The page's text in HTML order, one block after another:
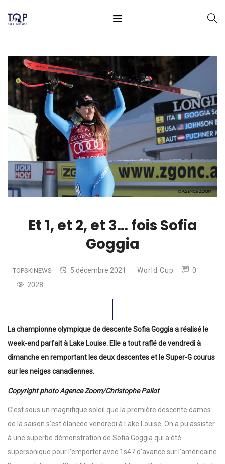
Et 1, et 2, et 3… fois Sofia
Goggia
TOPSKINEWS 5 décembre 2021 World Cup
0
2028
La championne olympique de descente Sofia Goggia a réalisé le
week-end parfait à Lake Louise. Elle a tout raflé de vendredi à
dimanche en remportant les deux descentes et le Super-G courus
sur les neiges canadiennes.
Copyright photo Agence Zoom/Christophe Pallot
C’est sous un magnifique soleil que la première descente dames
de la saison s’est élancée vendredi à Lake Louise. On a pu assister
à une superbe démonstration de Sofia Goggia qui a été
supersonique pour l’emporter avec 1s47 d’avance sur l’américaine